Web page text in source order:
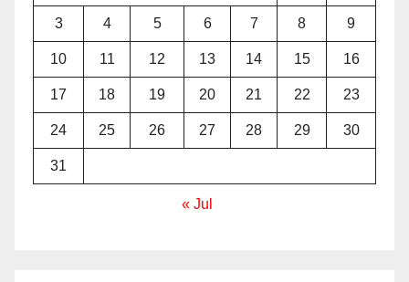
3 4 5 6 7 8 9
10 11 12 13 14 15 16
17 18 19 20 21 22 23
24 25 26 27 28 29 30
31
« Jul